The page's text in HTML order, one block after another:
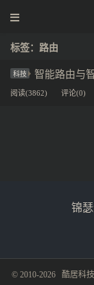
标签：路由
科技 智能路由与
阅读(3862) 评论(0)
锦
© 2010-2026 酷居科技